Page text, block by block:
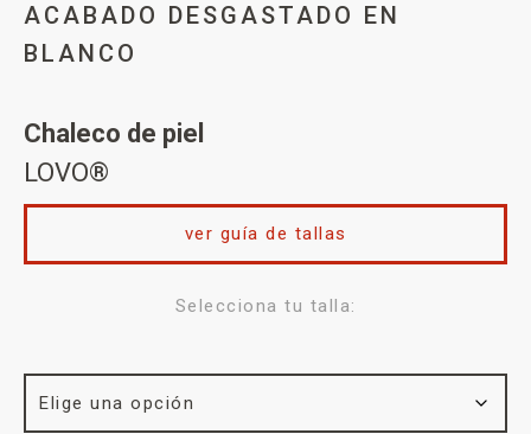
ACABADO DESGASTADO EN
BLANCO
Chaleco de piel
LOVO®
Selecciona tu talla:
ver guía de tallas